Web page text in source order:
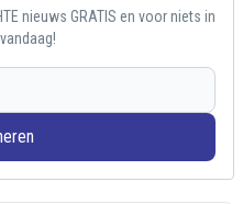
nieuws GRATIS en voor niets in